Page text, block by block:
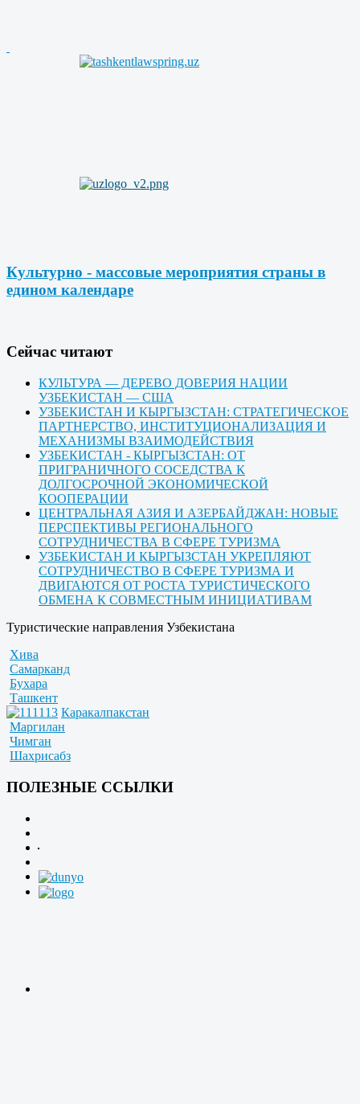
Культурно - массовые мероприятия страны в
едином календаре
Cейчас читают
КУЛЬТУРА — ДЕРЕВО ДОВЕРИЯ НАЦИИ
УЗБЕКИСТАН — США
УЗБЕКИСТАН И КЫРГЫЗСТАН: СТРАТЕГИЧЕСКОЕ
ПАРТНЕРСТВО, ИНСТИТУЦИОНАЛИЗАЦИЯ И
МЕХАНИЗМЫ ВЗАИМОДЕЙСТВИЯ
УЗБЕКИСТАН - КЫРГЫЗСТАН: ОТ
ПРИГРАНИЧНОГО СОСЕДСТВА К
ДОЛГОСРОЧНОЙ ЭКОНОМИЧЕСКОЙ
КООПЕРАЦИИ
ЦЕНТРАЛЬНАЯ АЗИЯ И АЗЕРБАЙДЖАН: НОВЫЕ
ПЕРСПЕКТИВЫ РЕГИОНАЛЬНОГО
СОТРУДНИЧЕСТВА В СФЕРЕ ТУРИЗМА
УЗБЕКИСТАН И КЫРГЫЗСТАН УКРЕПЛЯЮТ
СОТРУДНИЧЕСТВО В СФЕРЕ ТУРИЗМА И
ДВИГАЮТСЯ ОТ РОСТА ТУРИСТИЧЕСКОГО
ОБМЕНА К СОВМЕСТНЫМ ИНИЦИАТИВАМ
Туристические направления Узбекистана
Хива
Самарканд
Бухара
Ташкент
Каракалпакстан
Маргилан
Чимган
Шахрисабз
ПОЛЕЗНЫЕ ССЫЛКИ